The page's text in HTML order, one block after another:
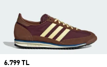
Price
6.799 TL